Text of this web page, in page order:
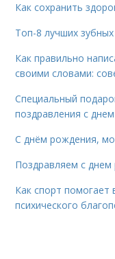
Как сохранить
Топ-8 лучших
Как правильно
своими словами:
Специальный
поздравления с
С днём рождения,
Поздравляем с
Как спорт помогает
психического